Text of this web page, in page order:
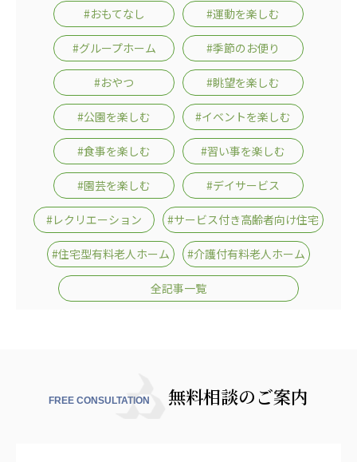
NGO共生の家
G-COM JOINT STOCK COMPANY
海外子会社・合弁会社
瀋陽長者会
上海介護施設
広州谷豊園
#おもてなし #運動を楽しむ
#グループホーム #季節のお便り
#おやつ #眺望を楽しむ
#公園を楽しむ #イベントを楽しむ
#食事を楽しむ #習い事を楽しむ
#園芸を楽しむ #デイサービス
#レクリエーション #サービス付き高齢者向け住宅
#住宅型有料老人ホーム #介護付有料老人ホーム
全記事一覧
FREE CONSULTATION 無料相談のご案内